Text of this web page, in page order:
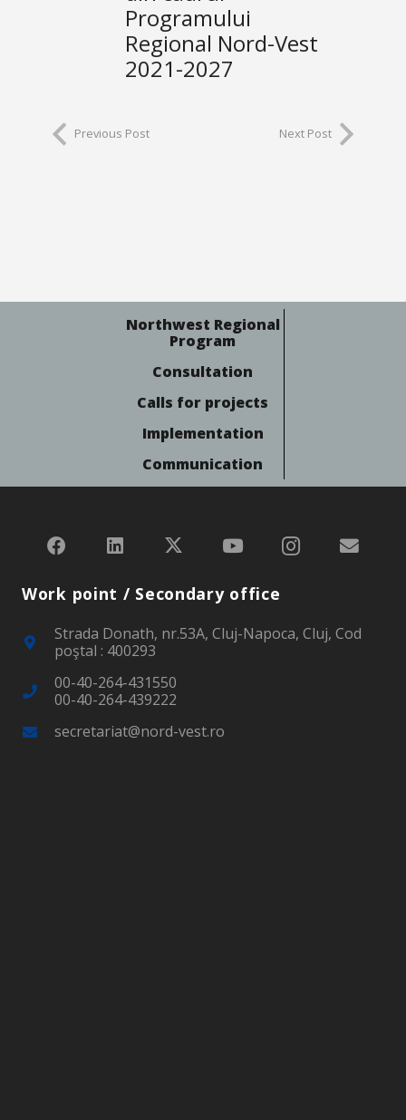
Programului
Regional Nord-Vest
2021-2027
Previous Post Next Post
Northwest Regional
Program
Consultation
Calls for projects
Implementation
Communication
Work point / Secondary office
Strada Donath, nr.53A, Cluj-Napoca, Cluj, Cod
poştal : 400293
00-40-264-431550
00-40-264-439222
secretariat@nord-vest.ro